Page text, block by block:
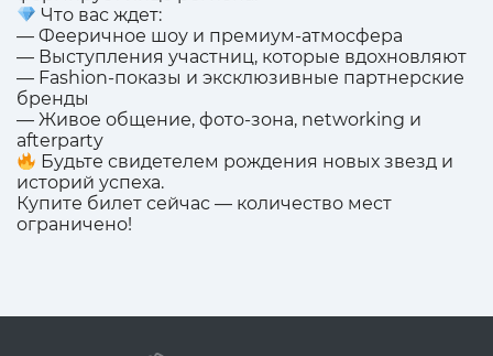
Что вас ждет:
— Фееричное шоу и премиум-атмосфера
— Выступления участниц, которые вдохновляют
— Fashion-показы и эксклюзивные партнерские
бренды
— Живое общение, фото-зона, networking и
afterparty
Будьте свидетелем рождения новых звезд и
историй успеха.
Купите билет сейчас — количество мест
ограничено!